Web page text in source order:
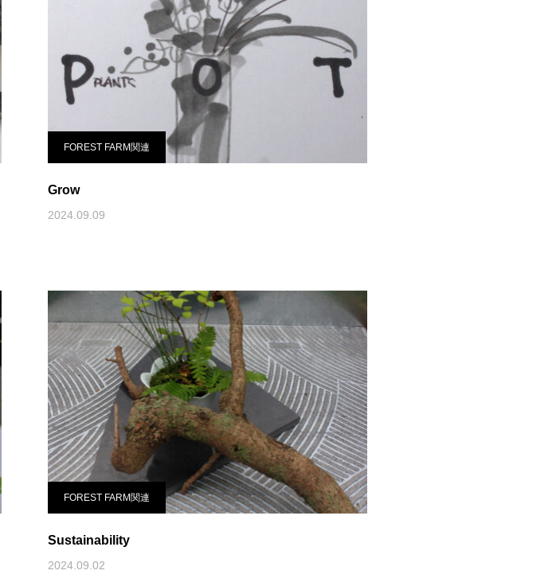
FOREST FARM関連
Grow
2024.09.09
FOREST FARM関連
Sustainability
2024.09.02